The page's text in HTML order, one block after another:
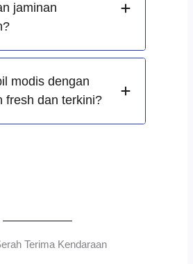
jaminan
modis dengan
fresh dan terkini?
Terima Kendaraan